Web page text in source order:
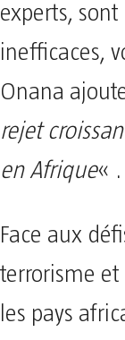
experts,
inefficaces,
Onana
rejet
en Afrique« .
Face aux
terrorisme et
les pays